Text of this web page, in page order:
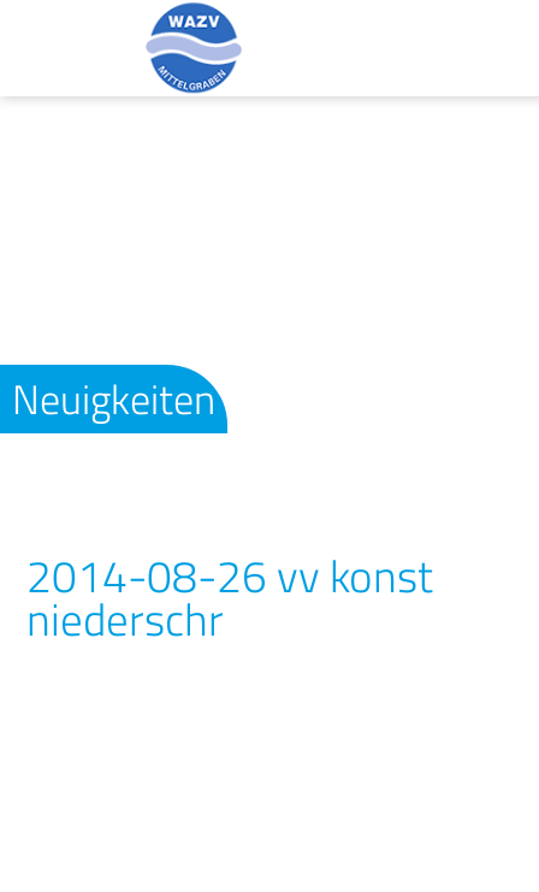
Neuigkeiten
2014-08-26 vv konst
niederschr